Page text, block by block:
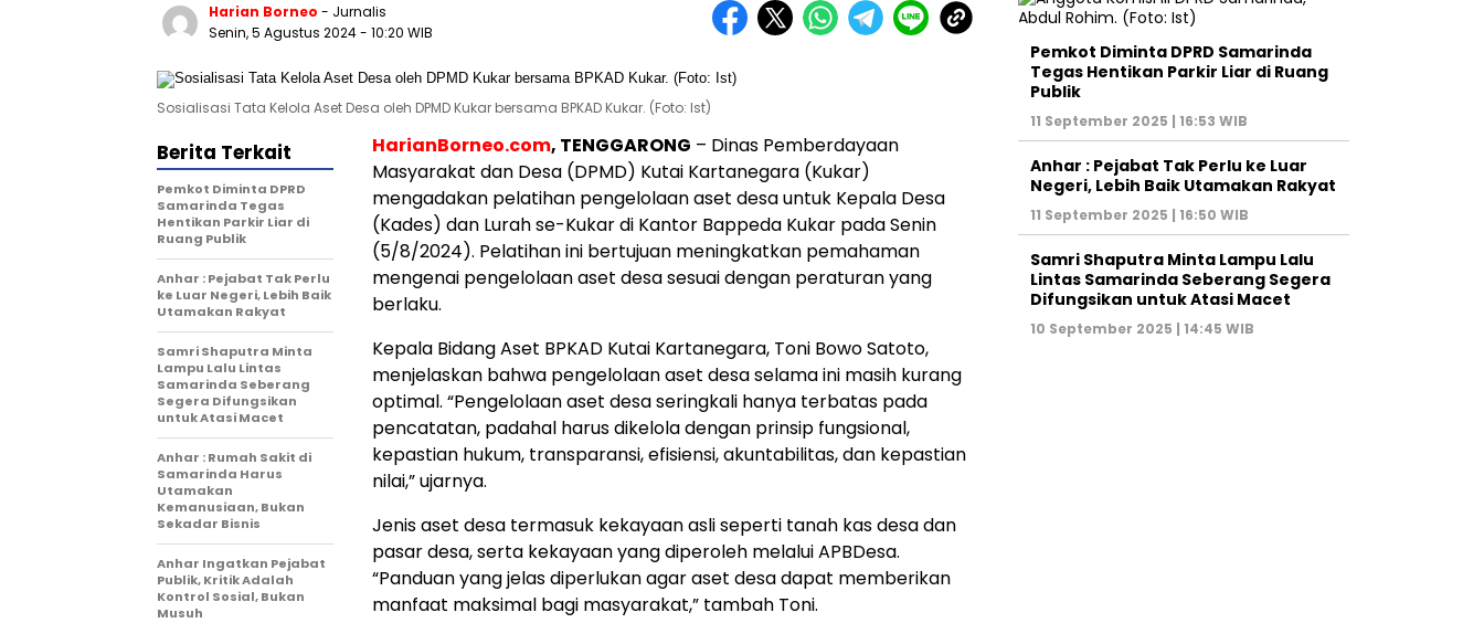
Harian Borneo - Jurnalis
Senin, 5 Agustus 2024- 10:20 WIB
Sosialisasi Tata Kelola Aset Desa oleh DPMD Kukar bersama BPKAD Kukar. (Foto: Ist)
HarianBorneo.com, TENGGARONG – Dinas Pemberdayaan
Masyarakat dan Desa (DPMD) Kutai Kartanegara (Kukar)
mengadakan pelatihan pengelolaan aset desa untuk Kepala Desa
(Kades) dan Lurah se-Kukar di Kantor Bappeda Kukar pada Senin
(5/8/2024). Pelatihan ini bertujuan meningkatkan pemahaman
mengenai pengelolaan aset desa sesuai dengan peraturan yang
berlaku.
Kepala Bidang Aset BPKAD Kutai Kartanegara, Toni Bowo Satoto,
menjelaskan bahwa pengelolaan aset desa selama ini masih kurang
optimal. “Pengelolaan aset desa seringkali hanya terbatas pada
pencatatan, padahal harus dikelola dengan prinsip fungsional,
kepastian hukum, transparansi, efisiensi, akuntabilitas, dan kepastian
nilai,” ujarnya.
Jenis aset desa termasuk kekayaan asli seperti tanah kas desa dan
pasar desa, serta kekayaan yang diperoleh melalui APBDesa.
“Panduan yang jelas diperlukan agar aset desa dapat memberikan
manfaat maksimal bagi masyarakat,” tambah Toni.
Berita Terkait
Pemkot Diminta DPRD
Samarinda Tegas
Hentikan Parkir Liar di
Ruang Publik
Anhar : Pejabat Tak Perlu
ke Luar Negeri, Lebih Baik
Utamakan Rakyat
Samri Shaputra Minta
Lampu Lalu Lintas
Samarinda Seberang
Segera Difungsikan
untuk Atasi Macet
Anhar : Rumah Sakit di
Samarinda Harus
Utamakan
Kemanusiaan, Bukan
Sekadar Bisnis
Anhar Ingatkan Pejabat
Publik, Kritik Adalah
Kontrol Sosial, Bukan
Musuh
Pemkot Diminta DPRD Samarinda
Tegas Hentikan Parkir Liar di Ruang
Publik
11 September 2025 | 16:53 WIB
Anhar : Pejabat Tak Perlu ke Luar
Negeri, Lebih Baik Utamakan Rakyat
11 September 2025 | 16:50 WIB
Samri Shaputra Minta Lampu Lalu
Lintas Samarinda Seberang Segera
Difungsikan untuk Atasi Macet
10 September 2025 | 14:45 WIB